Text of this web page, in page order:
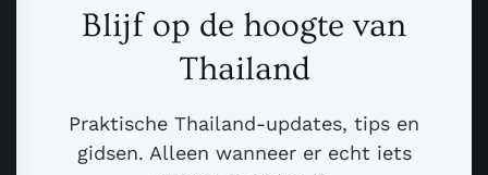
Blijf op de hoogte van
Thailand
Praktische Thailand-updates, tips en
gidsen. Alleen wanneer er echt iets